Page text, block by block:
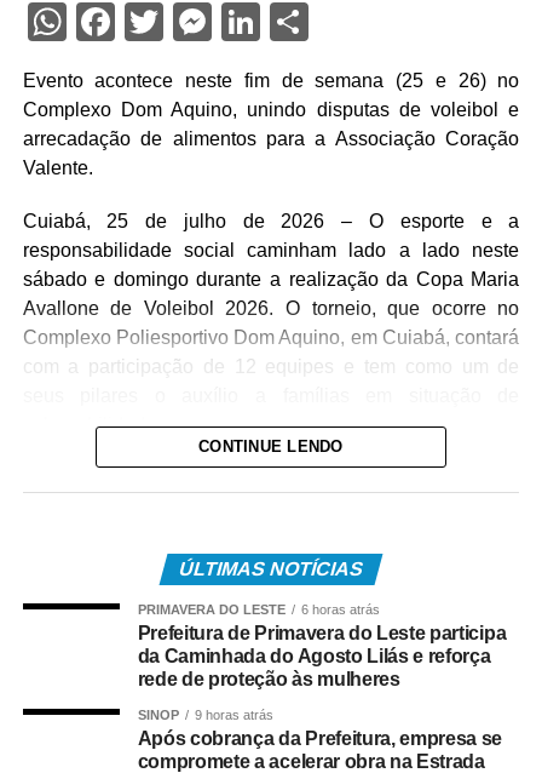
WhatsApp
Facebook
Twitter
Messenger
LinkedIn
Share
Evento acontece neste fim de semana (25 e 26) no
Complexo Dom Aquino, unindo disputas de voleibol e
arrecadação de alimentos para a Associação Coração
Valente.
Cuiabá, 25 de julho de 2026 – O esporte e a
responsabilidade social caminham lado a lado neste
sábado e domingo durante a realização da Copa Maria
Avallone de Voleibol 2026. O torneio, que ocorre no
Complexo Poliesportivo Dom Aquino, em Cuiabá, contará
com a participação de 12 equipes e tem como um de
vulnerabilidade.
sábado, às 8h. Ao todo, 12 times — seis em cada
categoria — disputarão o título, reforçando o fomento ao
voleibol na capital mato-grossense e promovendo a
integração entre atletas e a comunidade.
Feminino: Nippon, Start, Husky, Turuna, Protos e Vôlei
CONTINUE LENDO
ÚLTIMAS NOTÍCIAS
PRIMAVERA DO LESTE 6 horas atrás
Prefeitura de Primavera do Leste participa
da Caminhada do Agosto Lilás e reforça
rede de proteção às mulheres
SINOP 9 horas atrás
Após cobrança da Prefeitura, empresa se
compromete a acelerar obra na Estrada